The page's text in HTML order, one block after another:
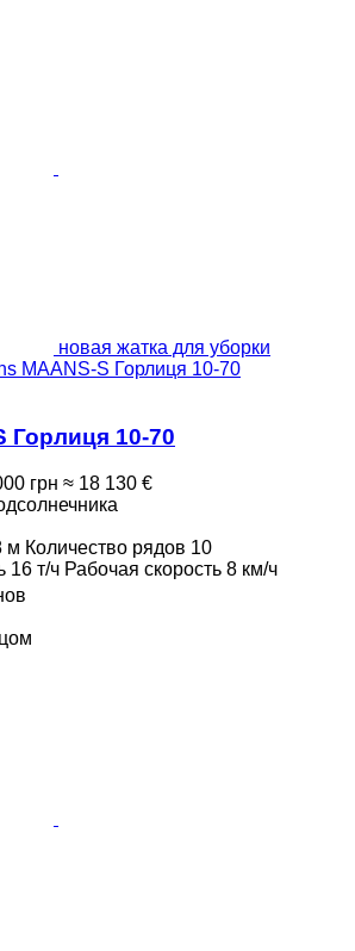
новая жатка для уборки
МААNS-S Горлиця 10-70
Горлиця 10-70
грн ≈ 18 130 €
м Количество рядов 10
16 т/ч Рабочая скорость 8 км/ч